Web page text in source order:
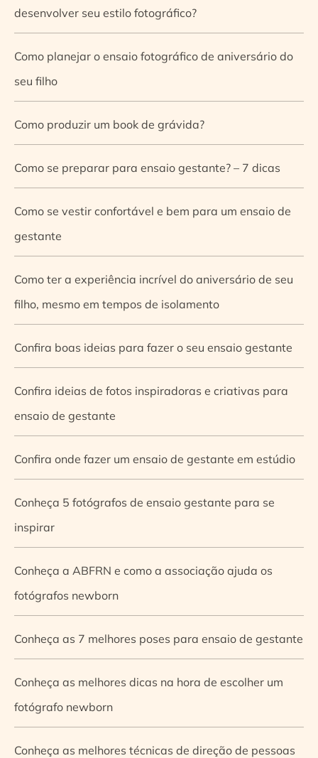
desenvolver seu estilo fotográfico?
Como planejar o ensaio fotográfico de aniversário do
seu filho
Como produzir um book de grávida?
Como se preparar para ensaio gestante? – 7 dicas
Como se vestir confortável e bem para um ensaio de
gestante
Como ter a experiência incrível do aniversário de seu
filho, mesmo em tempos de isolamento
Confira boas ideias para fazer o seu ensaio gestante
Confira ideias de fotos inspiradoras e criativas para
ensaio de gestante
Confira onde fazer um ensaio de gestante em estúdio
Conheça 5 fotógrafos de ensaio gestante para se
inspirar
Conheça a ABFRN e como a associação ajuda os
fotógrafos newborn
Conheça as 7 melhores poses para ensaio de gestante
Conheça as melhores dicas na hora de escolher um
fotógrafo newborn
Conheça as melhores técnicas de direção de pessoas